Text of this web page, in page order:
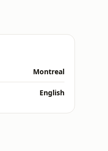
Montreal
English